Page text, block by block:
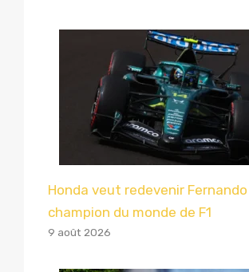
Honda veut redevenir
champion du monde de F1
9 août 2026